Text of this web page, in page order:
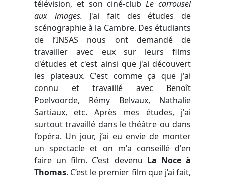
télévision, et son ciné-clubLe carrousel
aux images. J'ai fait des études de
scénographie à la Cambre. Des étudiants
de l’INSAS nous ont demandé de
travailler avec eux sur leurs films
d'études et c'est ainsi que j'ai découvert
les plateaux. C'est comme ça que j'ai
connu et travaillé avec Benoît
Poelvoorde, Rémy Belvaux, Nathalie
Sartiaux, etc. Après mes études, j'ai
surtout travaillé dans le théâtre ou dans
l’opéra. Un jour, j’ai eu envie de monter
un spectacle et on m'a conseillé d'en
faire un film. C’est devenu La Noce à
Thomas. C’est le premier film que j’ai fait,